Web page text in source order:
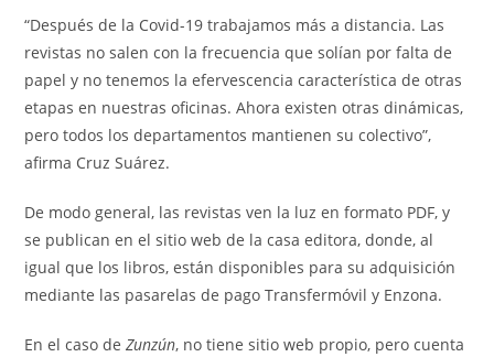
“Después de la Covid-19 trabajamos más a distancia. Las
revistas no salen con la frecuencia que solían por falta de
papel y no tenemos la efervescencia característica de otras
etapas en nuestras oficinas. Ahora existen otras dinámicas,
pero todos los departamentos mantienen su colectivo”,
afirma Cruz Suárez.
De modo general, las revistas ven la luz en formato PDF, y
se publican en el sitio web de la casa editora, donde, al
igual que los libros, están disponibles para su adquisición
mediante las pasarelas de pago Transfermóvil y Enzona.
En el caso deZunzún, no tiene sitio web propio, pero cuenta